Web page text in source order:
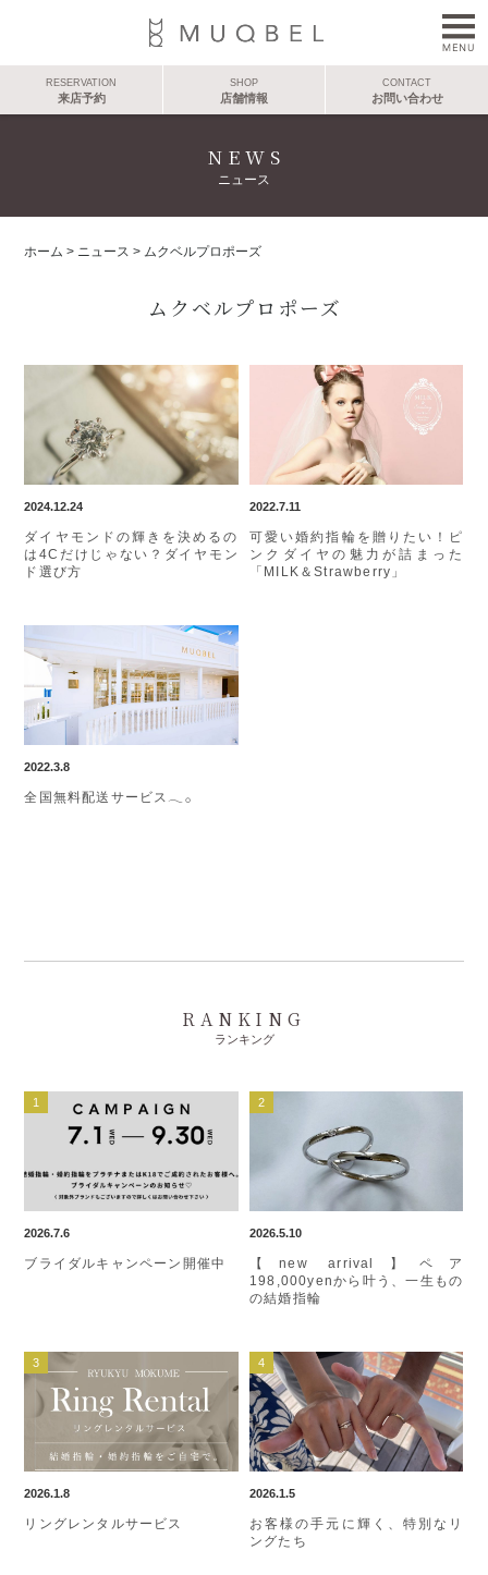
RESERVATION
来店予約
SHOP
店舗情報
CONTACT
お問い合わせ
NEWS
ニュース
ホーム > ニュース >ムクベルプロポーズ
ムクベルプロポーズ
2024.12.24
ダイヤモンドの輝きを決めるの
は4Cだけじゃない？ダイヤモン
ド選び方
2022.7.11
可愛い婚約指輪を贈りたい！ピ
ンクダイヤの魅力が詰まった
「MILK＆Strawberry」
2022.3.8
全国無料配送サービス𓂃𓂂
RANKING
ランキング
2026.7.6
ブライダルキャンペーン開催中
2026.5.10
【new arrival】ペア
198,000yenから叶う、一生もの
の結婚指輪
2026.1.8
リングレンタルサービス
2026.1.5
お客様の手元に輝く、特別なリ
ングたち